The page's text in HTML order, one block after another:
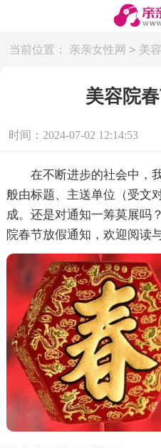
当前位置： 亲亲女性网 > 美容
美容院
时间：2024-07-02 12:14:53
在不断进步的社会中，我
般由标题、主送单位（受文
成。还是对通知一筹莫展吗
院春节放假通知，欢迎阅读